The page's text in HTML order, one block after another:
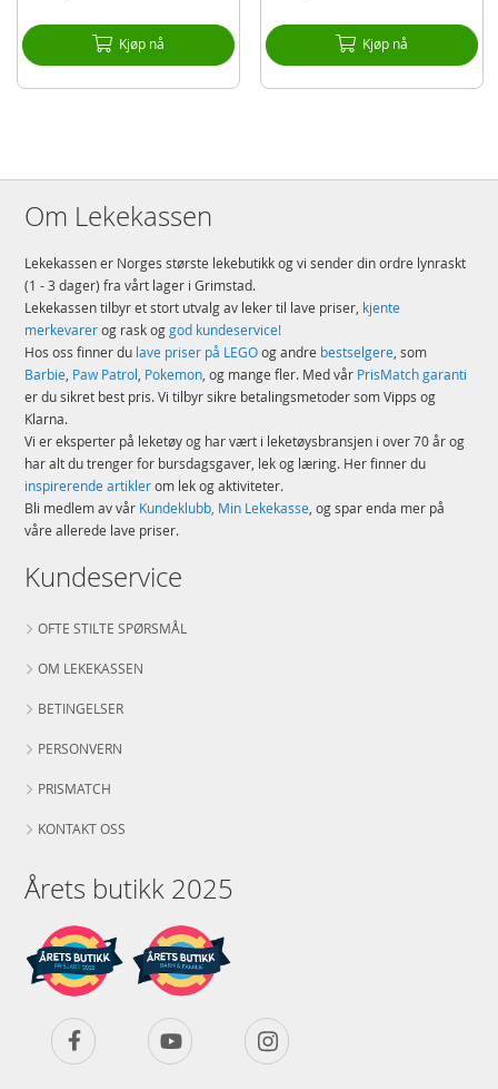
Kjøp nå Kjøp nå
Om Lekekassen
Lekekassen er Norges største lekebutikk og vi sender din ordre lynraskt
(1 - 3 dager) fra vårt lager i Grimstad.
Lekekassen tilbyr et stort utvalg av leker til lave priser, kjente
merkevarerog rask oggod kundeservice!
Hos oss finner du lave priser på LEGOog andre bestselgere, som
Barbie, Paw Patrol, Pokemon, og mange fler. Med vår PrisMatch garanti
er du sikret best pris. Vi tilbyr sikre betalingsmetoder som Vipps og
Klarna.
Vi er eksperter på leketøy og har vært i leketøysbransjen i over 70 år og
har alt du trenger for bursdagsgaver, lek og læring. Her finner du
inspirerende artiklerom lek og aktiviteter.
Bli medlem av vår Kundeklubb, Min Lekekasse, og spar enda mer på
våre allerede lave priser.
Kundeservice
OFTE STILTE SPØRSMÅL
OM LEKEKASSEN
BETINGELSER
PERSONVERN
PRISMATCH
KONTAKT OSS
Årets butikk 2025